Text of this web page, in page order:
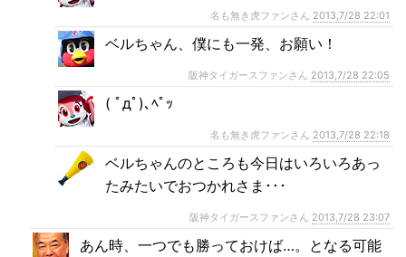
名も無き虎ファンさん 2013,7/28 22:01
ベルちゃん、僕にも一発、お願い！
阪神タイガースファンさん 2013,7/28 22:05
( ﾟдﾟ)､ﾍﾟｯ
名も無き虎ファンさん 2013,7/28 22:18
ベルちゃんのところも今日はいろいろあっ
たみたいでおつかれさま･･･
阪神タイガースファンさん 2013,7/28 23:07
あん時、一つでも勝っておけば…。となる可能